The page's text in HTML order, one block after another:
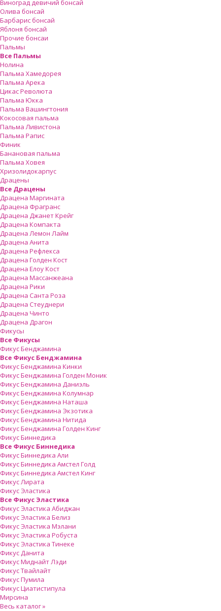
Виноград девичий бонсай
Олива бонсай
Барбарис бонсай
Яблоня бонсай
Прочие бонсаи
Пальмы
Все Пальмы
Нолина
Пальма Хамедорея
Пальма Арека
Цикас Революта
Пальмa Юкка
Пальма Вашингтония
Кокосовая пальма
Пальма Ливистона
Пальма Рапис
Финик
Банановая пальма
Пальма Ховея
Хризолидокарпус
Драцены
Все Драцены
Драцена Маргината
Драцена Фрагранс
Драцена Джанет Крейг
Драцена Компакта
Драцена Лемон Лайм
Драцена Анита
Драцена Рефлекса
Драцена Голден Кост
Драцена Елоу Кост
Драцена Массанжеана
Драцена Рики
Драцена Санта Роза
Драцена Стеуднери
Драцена Чинто
Драцена Драгон
Фикусы
Все Фикусы
Фикус Бенджамина
Все Фикус Бенджамина
Фикус Бенджамина Кинки
Фикус Бенджамина Голден Моник
Фикус Бенджамина Даниэль
Фикус Бенджамина Колумнар
Фикус Бенджамина Наташа
Фикус Бенджамина Экзотика
Фикус Бенджамина Нитида
Фикус Бенджамина Голден Кинг
Фикус Биннедика
Все Фикус Биннедика
Фикус Биннедика Али
Фикус Биннедика Амстел Голд
Фикус Биннедика Амстел Кинг
Фикус Лирата
Фикус Эластика
Все Фикус Эластика
Фикус Эластика Абиджан
Фикус Эластика Белиз
Фикус Эластика Мэлани
Фикус Эластика Робуста
Фикус Эластика Тинеке
Фикус Данита
Фикус Миднайт Лэди
Фикус Твайлайт
Фикус Пумила
Фикус Циатистипула
Мирсина
Весь каталог »